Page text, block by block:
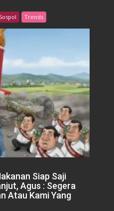
Sospol Trends
Siap Saji
Agus : Segera
Atau Kami Yang